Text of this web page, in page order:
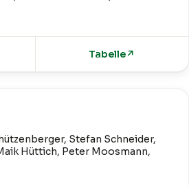
Tabelle↗
Stefan Schneider,
Hüttich, Peter Moosmann,